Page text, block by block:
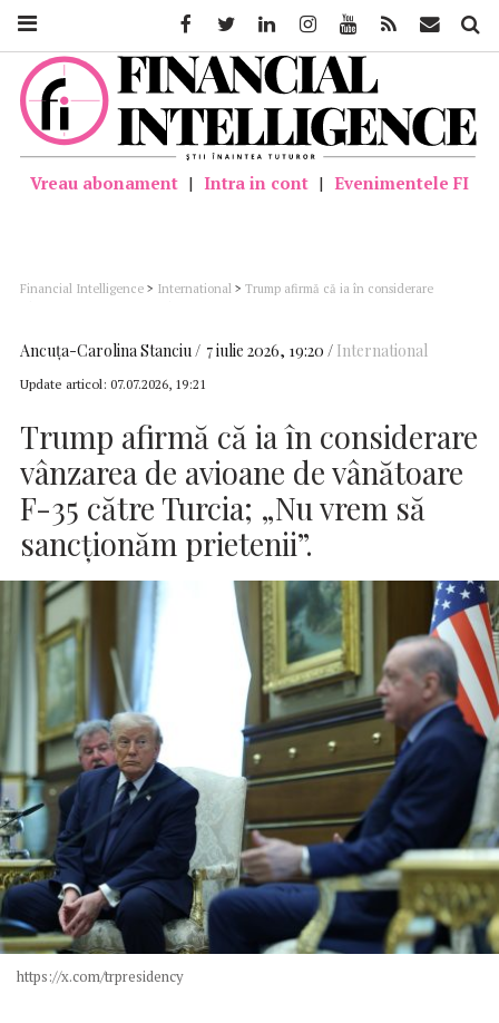
Vreau abonament | Intra in cont | Evenimentele FI
Financial Intelligence > International > Trump afirmă că ia în considerare
Ancuţa-Carolina Stanciu 7 iulie 2026, 19:20 International
Update articol: 07.07.2026, 19:21
Trump afirmă că ia în considerare
vânzarea de avioane de vânătoare
F-35 către Turcia; „Nu vrem să
sancționăm prietenii”.
https://x.com/trpresidency
FacebookTwitter LinkedinInstagramYoutube Feed Mail